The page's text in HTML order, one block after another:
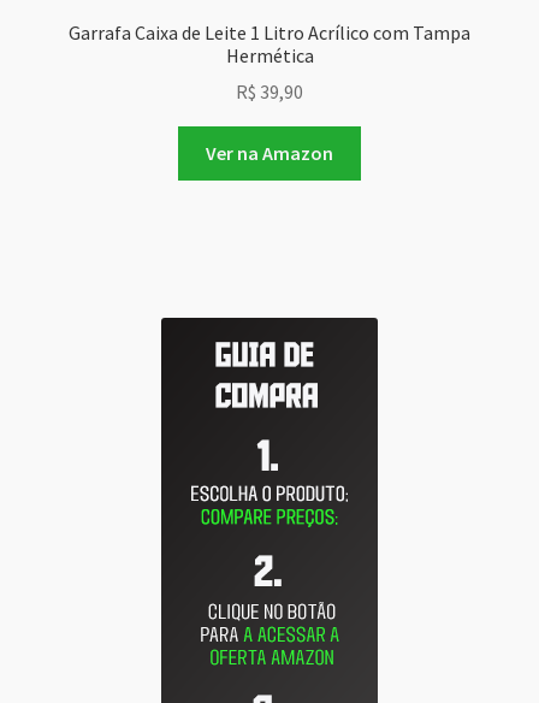
Garrafa Caixa de Leite 1 Litro Acrílico com Tampa
Hermética
R$ 39,90
Ver na Amazon